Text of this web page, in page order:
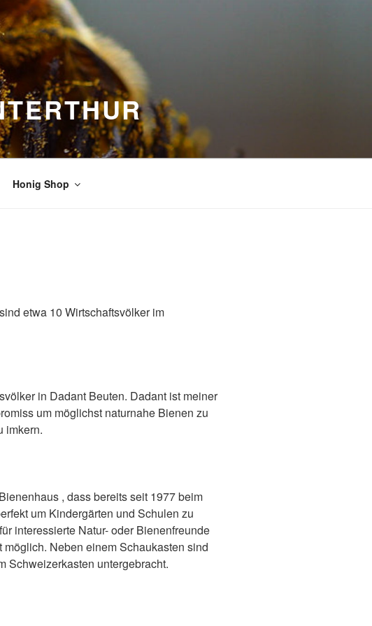
Honig Shop
etwa 10 Wirtschaftsvölker im
in Dadant Beuten. Dadant ist meiner
um möglichst naturnahe Bienen zu
imkern.
, dass bereits seit 1977 beim
um Kindergärten und Schulen zu
interessierte Natur- oder Bienenfreunde
Neben einem Schaukasten sind
Schweizerkasten untergebracht.